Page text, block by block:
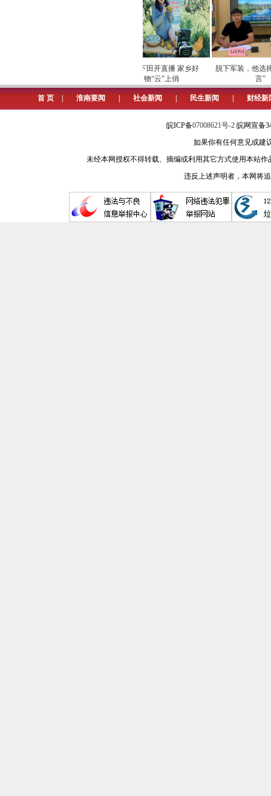
近日，记者来到位于大通工业园
四溅，工人紧锣密鼓地施工建设……
“我们抢抓有利天气，科学安排工
能制造（淮南）有限公司总经理陈文
天铂新能源电力装备制造项目由
立常州技术研发中心，拥有19项专
全生态产业链，产品广泛应用于电网
新型储能是支撑建设新型能源
电力系统对新型储能需求愈发强烈。
碳”战略，提升集团公司在新能源智
劳模下田开直播 家乡好
物“云”上俏
脱下军装，他选择
言”
首 页 淮南要闻 社会新闻 民生新闻 财经新
皖ICP备07008621号-2 皖网宣备
如果你有任何意见或建
未经本网授权不得转载、摘编或利用其它方式使用本站
违反上述声明者，本网将